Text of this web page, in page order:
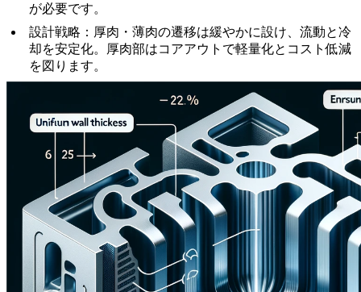
が必要です。
設計戦略 ：厚肉・薄肉の遷移は緩やかに設け、流動と冷
却を安定化。厚肉部はコアアウトで軽量化とコスト低減
を図ります。